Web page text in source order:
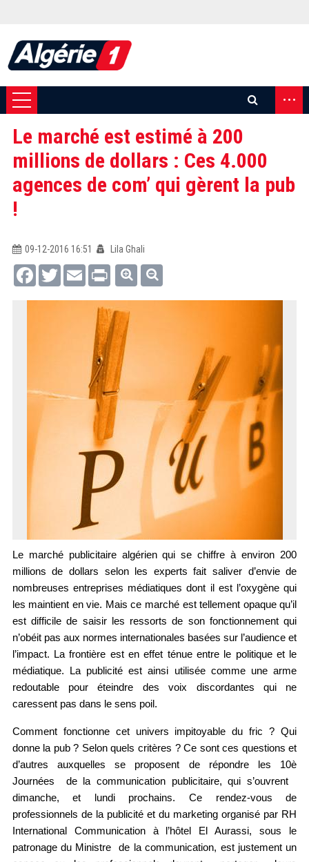
...
Le marché est estimé à 200
millions de dollars : Ces 4.000
agences de com’ qui gèrent la pub
!
09-12-2016 16:51
Lila Ghali
FacebookTwitterEmail Print
Le marché publicitaire algérien qui se chiffre à environ 200
millions de dollars selon les experts fait saliver d’envie de
nombreuses entreprises médiatiques dont il est l’oxygène qui
les maintient en vie. Mais ce marché est tellement opaque qu’il
est difficile de saisir les ressorts de son fonctionnement qui
n’obéit pas aux normes internationales basées sur l’audience et
l’impact. La frontière est en effet ténue entre le politique et le
médiatique. La publicité est ainsi utilisée comme une arme
redoutable pour éteindre des voix discordantes qui ne
caressent pas dans le sens poil.
Comment fonctionne cet univers impitoyable du fric ? Qui
donne la pub ? Selon quels critères ? Ce sont ces questions et
d’autres auxquelles se proposent de répondre les 10è
Journées  de la communication publicitaire, qui s’ouvrent
dimanche, et lundi prochains. Ce rendez-vous de
professionnels de la publicité et du marketing organisé par RH
International Communication à l’hôtel El Aurassi, sous le
patronage du Ministre  de la communication, est justement un